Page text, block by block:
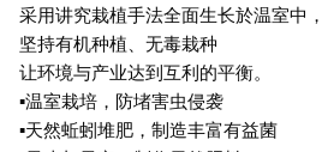
采用讲究栽植手法全面生长於温室中，
坚持有机种植、无毒栽种
让环境与产业达到互利的平衡。
▪温室栽培，防堵害虫侵袭
▪天然蚯蚓堆肥，制造丰富有益菌